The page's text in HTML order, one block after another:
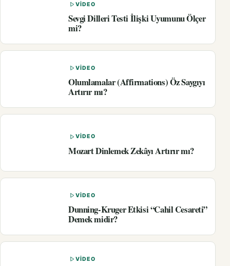
VIDEO
Sevgi Dilleri Testi İlişki Uyumunu Ölçer
mi?
VIDEO
Olumlamalar (Affirmations) Öz Saygıyı
Artırır mı?
VIDEO
Mozart Dinlemek Zekâyı Artırır mı?
VIDEO
Dunning-Kruger Etkisi “Cahil Cesareti”
Demek midir?
VIDEO